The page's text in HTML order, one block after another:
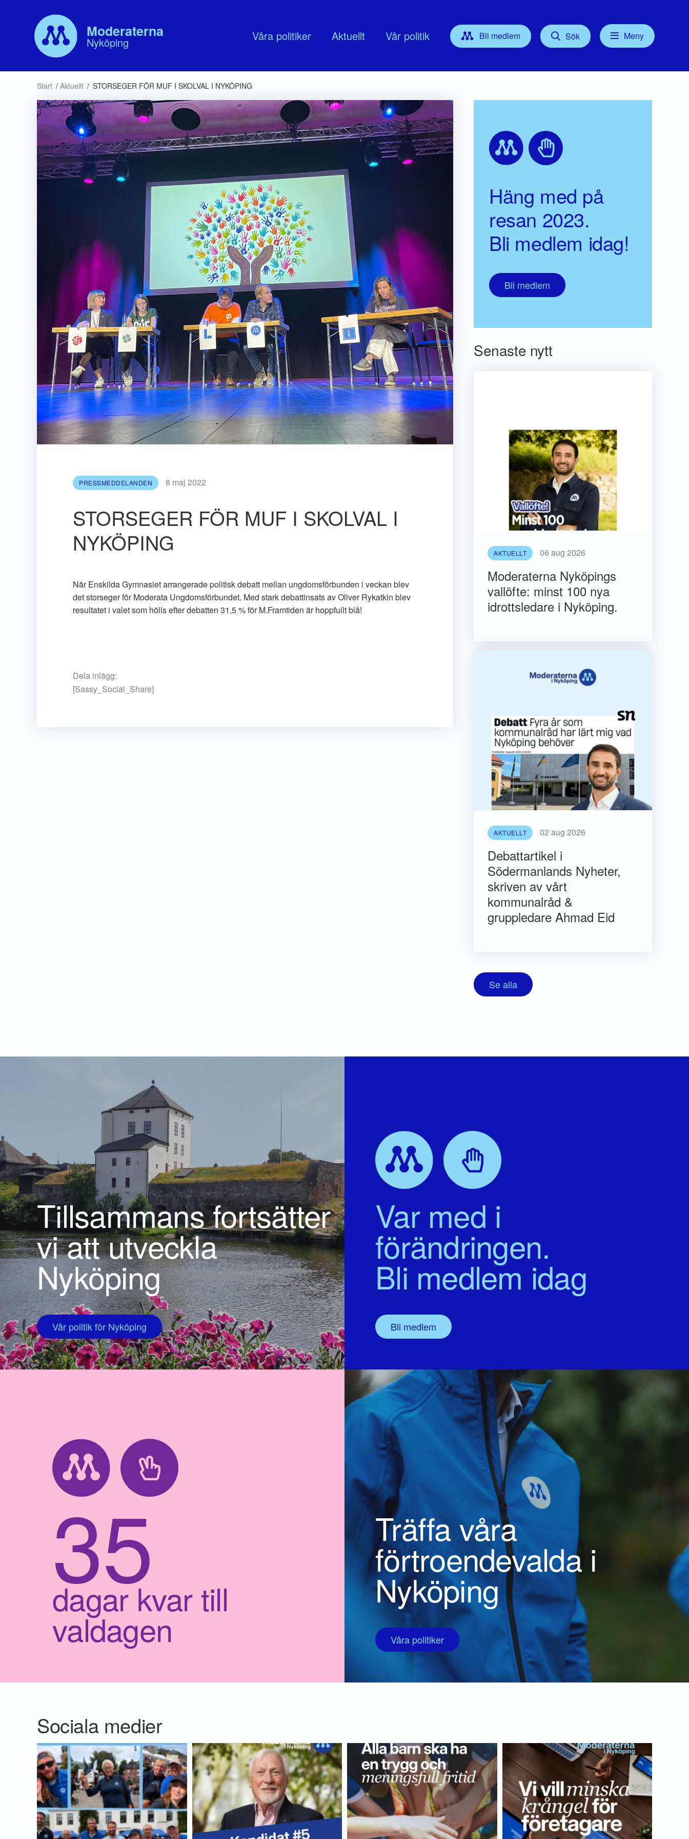
Moderaterna
Nyköping Våra politiker Aktuellt Vår politik Bli medlem Sök Meny
Våra politiker
Kommunfullmäktige
Kommunstyrelsen
Nämnder
Bolagsstyrelser
Aktuellt
Debatt
Vår politik
Valbudskap
Handlingsprogram
Om oss
Moderata Företagarrådet Nyköping
MUF Nyköping
Moderata seniorer
ModeratKvinnor
Kontakt
För dig som Medlem
Start / Aktuellt / STORSEGER FÖR MUF I SKOLVAL I NYKÖPING
PRESSMEDDELANDEN 8 maj 2022
STORSEGER FÖR MUF I SKOLVAL I
NYKÖPING
När Enskilda Gymnasiet arrangerade politisk debatt mellan ungdomsförbunden i veckan blev
det storseger för Moderata Ungdomsförbundet. Med stark debattinsats av Oliver Rykatkin blev
resultatet i valet som hölls efter debatten 31,5 % för M.Framtiden är hoppfullt blå!
Dela inlägg:
[Sassy_Social_Share]
Häng med på
resan 2023.
Bli medlem idag!
Bli medlem
Senaste nytt
AKTUELLT 06 aug 2026
Moderaterna Nyköpings
vallöfte: minst 100 nya
idrottsledare i Nyköping.
AKTUELLT 02 aug 2026
Debattartikel i
Södermanlands Nyheter,
skriven av vårt
kommunalråd &
gruppledare Ahmad Eid
Se alla
Tillsammans fortsätter
vi att utveckla
Nyköping
Vår politik för Nyköping
Var med i
förändringen.
Bli medlem idag
Bli medlem
35
dagar kvar till
valdagen
Träffa våra
förtroendevalda i
Nyköping
Våra politiker
Sociala medier